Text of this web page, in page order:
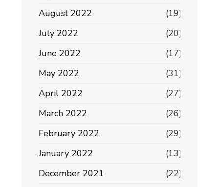
August 2022
(19)
July 2022
(20)
June 2022
(17)
May 2022
(31)
April 2022
(27)
March 2022
(26)
February 2022
(29)
January 2022
(13)
December 2021
(22)